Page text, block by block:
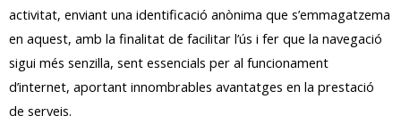
activitat, enviant una identificació anònima que s’emmagatzema
en aquest, amb la finalitat de facilitar l’ús i fer que la navegació
sigui més senzilla, sent essencials per al funcionament
d’internet, aportant innombrables avantatges en la prestació
de serveis.